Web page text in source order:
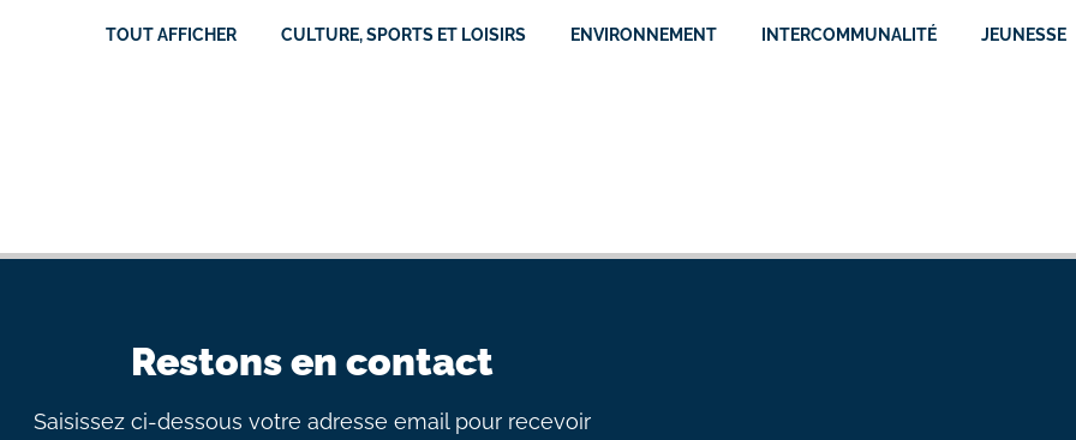
TOUT AFFICHER CULTURE, SPORTS ET LOISIRS ENVIRONNEMENT INTERCOMMUNALITÉ JEUNESSE
Restons en contact
Saisissez ci-dessous votre adresse email pour recevoir